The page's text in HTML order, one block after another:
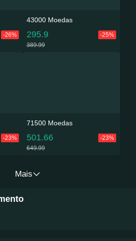
-26%
43000 Moedas
295.9
-25%
389.99
-23%
71500 Moedas
501.66
-23%
649.99
Mais